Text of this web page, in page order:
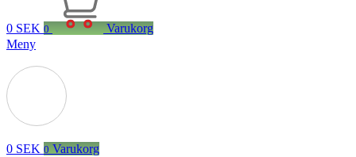
0 SEK 0
Varukorg
Meny
0 SEK 0 Varukorg